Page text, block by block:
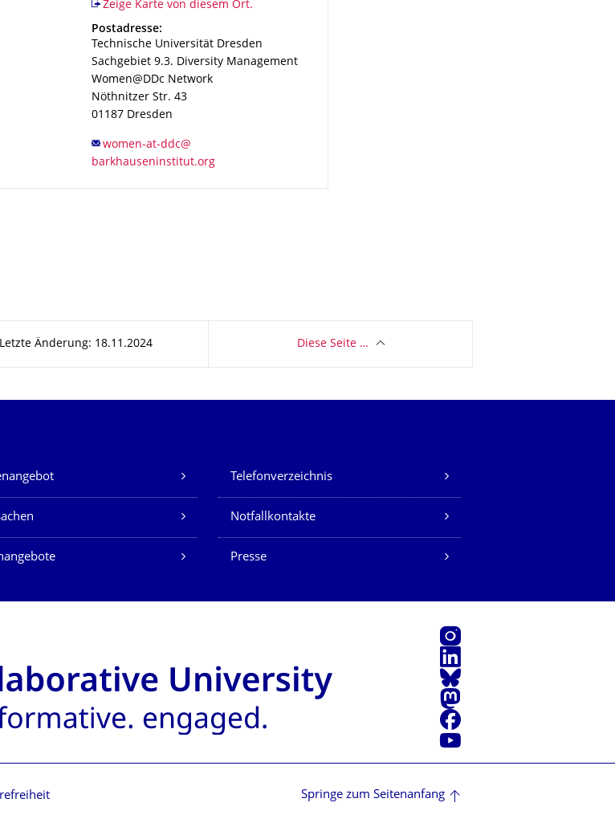
Zeige Karte von diesem Ort.
Adresse
Postadresse:
Technische Universität Dresden
Sachgebiet 9.3. Diversity Management
Women@DDc Network
Nöthnitzer Str. 43
01187 Dresden
Letzte Änderung: 18.11.2024 Diese Seite …
Dienste
Telefonverzeichnis
Notfallkontakte
Presse
Instagram
LinkedIn
Bluesky
Mastodon
Facebook
Youtube
Springe zum Seitenanfang